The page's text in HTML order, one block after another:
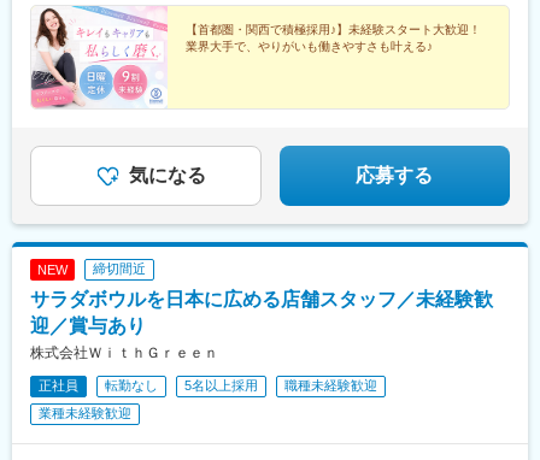
屋駅、東海通駅、西高蔵駅、大須観音駅、岡山駅前駅、京都駅、
水道町駅、熊本駅前駅、東飯能駅、南四日市駅、鹿児島中央駅、
綱島駅、新高島駅、下飯田駅、馬車道駅、海老名駅(相模線)、横須
賀駅、茅ケ崎駅、溝の口駅、川崎駅、石上駅、新静岡駅、新浜松
駅、津田沼駅、千葉駅、京成船橋駅、公園駅、茨木駅、なんば駅
駅、長崎駅前駅、虎ノ門駅、原宿駅、神泉駅、牛込神楽坂駅、銀
座駅、上野駅、大森駅(東京都)、桜街道駅、西小山駅、赤羽岩淵
駅、九品仏駅、高松駅(東京都)、台場駅、汐留駅、新宿御苑前駅、
京都)、住吉駅(東京都)、立川駅、陽東３丁目駅、朝倉街道駅、通
谷駅、天神駅、祇園駅(福岡県)、平和通駅、三宮・花時計前駅、久
寿川駅、神戸駅(兵庫県)、赤嶺駅、名鉄名古屋駅、矢場町駅、西川
緑道公園駅、九条駅(京都府)、熊本城・市役所前駅、二本木口駅、
追分駅(三重県)、都通駅、高島町駅、高津駅(神奈川県)、日吉町
駅、第一通り駅、京成津田沼駅、栄町駅(千葉県)、東海神駅、井野
駅、上野御徒町駅、奥沢駅、泉体育館駅、東京国際クルーズター
ミナル駅、内幸町駅、西武新宿駅、淡路町駅、二重橋前駅、水道
鹿児島／熊本／沖縄＊。嬉しいPOINT・＊1次面接は『ちょっと気
になる』＆志望動機なしで参加OK！1つでも気になったら応募ボ
タンへ◎＃3年連続ベース給UP！住宅手当：月最大5万円＃日曜定
休＆土曜は早上がり／年休実質128日＃ノルマ・残業ほぼナシ＃
未経験スタート94％！2カ月のスクール級研修あり＃社割＆レッ
駅、大和駅(神奈川県)、中央林間駅、武蔵浦和駅、小手指駅、草加
駅、和光市駅、ふじみ野駅、蘇我駅、京成千葉駅、本八幡駅(総武
線)、行徳駅、松戸駅、五井駅、浦安駅(千葉県)、駒込駅、港南台
駅、日吉駅(神奈川県)、二子玉川駅、田無駅、瑞江駅、本郷三丁目
駅、西葛西駅、小田急相模原駅、青物横丁駅、新小岩駅、勝どき
馬駅、高円寺駅、平塚駅、本川越駅、南羽生駅、神奈川駅、上野
広小路駅、稲毛駅、成増駅、津田沼駅、戸越公園駅、品川駅、八
柱駅、伊勢佐木長者町駅、さいたま新都心駅、堺東駅、大阪上本
町駅、京橋駅(大阪府)、江坂駅、大日駅、茨木市駅、高槻市駅、布
施駅、千鳥橋駅、豊中駅、寝屋川市駅、藤井寺駅、新金岡駅、守
鉄)、鳳駅、近鉄八尾駅、大正駅(大阪府)、弁天町駅、心斎橋駅、
桂駅、京都駅、三宮駅(神戸市営)、西宮北口駅、新在家駅、明石
駅、高速長田駅、尼崎駅(阪神線)、伊丹駅(福知山線)、西神中央
駅、川西能勢口駅、宝塚駅、滝の茶屋駅、神戸駅(兵庫県)、姫路
駅、土山駅、新宿駅(東京メトロ)、代官山駅、銀座一丁目駅、岩本
町駅、京急川崎駅、梅田駅(地下鉄)、大阪阿部野橋駅、学習院下
駅、下神明駅、蓮沼駅、参宮橋駅、芦花公園駅、南阿佐ケ谷駅、
王子駅前駅、赤羽岩淵駅、京王八王子駅、府中競馬正門前駅、京
急鶴見駅、新杉田駅、葭川公園駅、本八幡駅(都営線)、春日駅(東
【首都圏・関西で積極採用♪】未経験スタート大歓迎！
業界大手で、やりがいも働きやすさも叶える♪
気になる 応募する
NEW 締切間近
サラダボウルを日本に広める店舗スタッフ／未経験歓
迎／賞与あり
株式会社ＷｉｔｈＧｒｅｅｎ
正社員 転勤なし 5名以上採用
職種未経験歓迎
業種未経験歓迎